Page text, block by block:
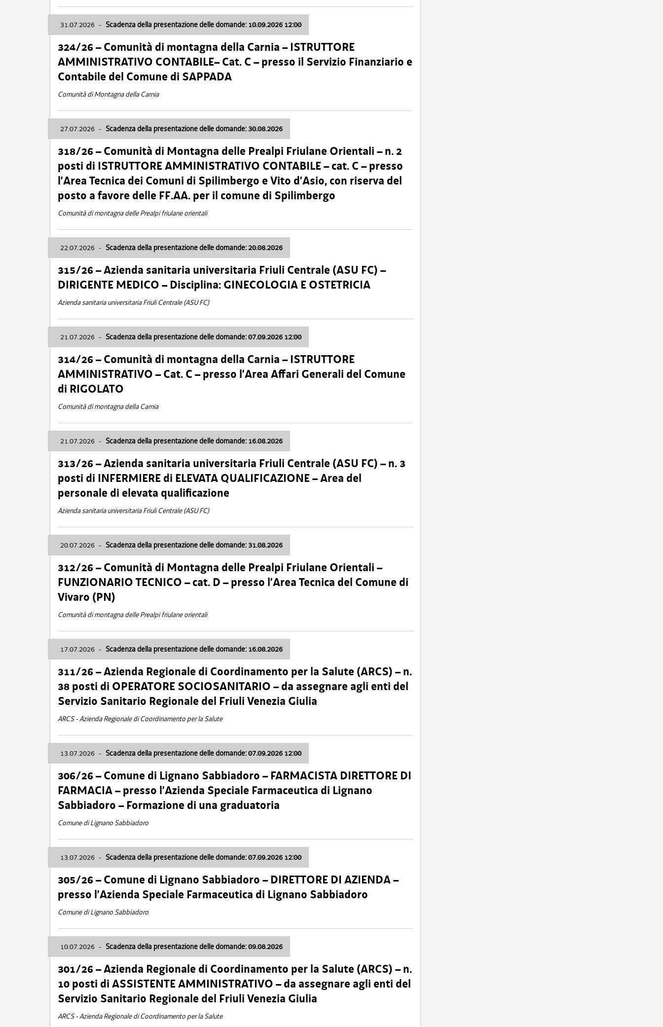
31.07.2026 - Scadenza della presentazione delle domande: 10.09.2026 12:00
324/26 – Comunità di montagna della Carnia – ISTRUTTORE
AMMINISTRATIVO CONTABILE– Cat. C – presso il Servizio Finanziario e
Contabile del Comune di SAPPADA
Comunità di Montagna della Carnia
27.07.2026 - Scadenza della presentazione delle domande: 30.08.2026
318/26 – Comunità di Montagna delle Prealpi Friulane Orientali – n. 2
posti di ISTRUTTORE AMMINISTRATIVO CONTABILE – cat. C – presso
l’Area Tecnica dei Comuni di Spilimbergo e Vito d’Asio, con riserva del
posto a favore delle FF.AA. per il comune di Spilimbergo
Comunità di montagna delle Prealpi friulane orientali
22.07.2026 - Scadenza della presentazione delle domande: 20.08.2026
315/26 – Azienda sanitaria universitaria Friuli Centrale (ASU FC) –
DIRIGENTE MEDICO – Disciplina: GINECOLOGIA E OSTETRICIA
Azienda sanitaria universitaria Friuli Centrale (ASU FC)
21.07.2026 - Scadenza della presentazione delle domande: 07.09.2026 12:00
314/26 – Comunità di montagna della Carnia – ISTRUTTORE
AMMINISTRATIVO – Cat. C – presso l’Area Affari Generali del Comune
di RIGOLATO
Comunità di montagna della Carnia
21.07.2026 - Scadenza della presentazione delle domande: 16.08.2026
313/26 – Azienda sanitaria universitaria Friuli Centrale (ASU FC) – n. 3
posti di INFERMIERE di ELEVATA QUALIFICAZIONE – Area del
personale di elevata qualificazione
Azienda sanitaria universitaria Friuli Centrale (ASU FC)
20.07.2026 - Scadenza della presentazione delle domande: 31.08.2026
312/26 – Comunità di Montagna delle Prealpi Friulane Orientali –
FUNZIONARIO TECNICO – cat. D – presso l’Area Tecnica del Comune di
Vivaro (PN)
Comunità di montagna delle Prealpi friulane orientali
17.07.2026 - Scadenza della presentazione delle domande: 16.08.2026
311/26 – Azienda Regionale di Coordinamento per la Salute (ARCS) – n.
38 posti di OPERATORE SOCIOSANITARIO – da assegnare agli enti del
Servizio Sanitario Regionale del Friuli Venezia Giulia
ARCS - Azienda Regionale di Coordinamento per la Salute
13.07.2026 - Scadenza della presentazione delle domande: 07.09.2026 12:00
306/26 – Comune di Lignano Sabbiadoro – FARMACISTA DIRETTORE DI
FARMACIA – presso l’Azienda Speciale Farmaceutica di Lignano
Sabbiadoro – Formazione di una graduatoria
Comune di Lignano Sabbiadoro
13.07.2026 - Scadenza della presentazione delle domande: 07.09.2026 12:00
305/26 – Comune di Lignano Sabbiadoro – DIRETTORE DI AZIENDA –
presso l’Azienda Speciale Farmaceutica di Lignano Sabbiadoro
Comune di Lignano Sabbiadoro
10.07.2026 - Scadenza della presentazione delle domande: 09.08.2026
301/26 – Azienda Regionale di Coordinamento per la Salute (ARCS) – n.
10 posti di ASSISTENTE AMMINISTRATIVO – da assegnare agli enti del
Servizio Sanitario Regionale del Friuli Venezia Giulia
ARCS - Azienda Regionale di Coordinamento per la Salute